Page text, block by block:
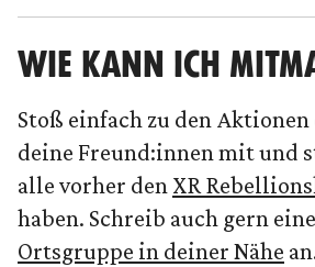
WIE KANN ICH
Stoß einfach zu den
deine Freund:innen mit und
alle vorher den XR
haben. Schreib auch gern eine
Ortsgruppe in deiner Nähe